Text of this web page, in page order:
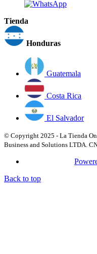
Tienda
Honduras
Guatemala
Costa Rica
El Salvador
© Copyright 2025 - La Tienda
Business and Solutions LTDA.
Back to top